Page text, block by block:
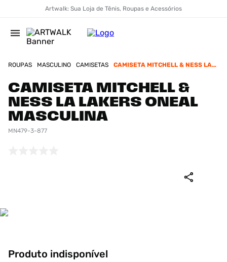
Artwalk: Sua Loja de Tênis, Roupas e Acessórios
ROUPAS MASCULINO CAMISETAS
CAMISETA MITCHELL & NESS LA
CAMISETA MITCHELL &
NESS LA LAKERS ONEAL
MASCULINA
MN479-3-877
Produto indisponível